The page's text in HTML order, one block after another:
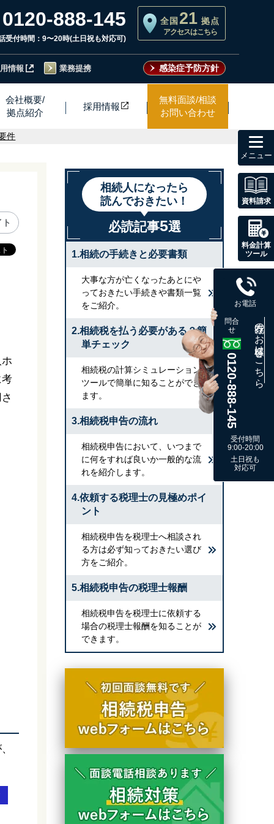
0120-888-145
受付時間：9〜20時(土日祝も対応可)
全国 21 拠点
アクセスはこちら
情報 業務提携 感染症予防方針
会社概要/
拠点紹介
採用情報
無料面談/相談
お問い合わせ
件
相続人になったら
読んでおきたい！
必読記事5選
1.相続の手続きと必要書類
大事な方が亡くなったあとにや
っておきたい手続きや書類一覧
をご紹介。
2.相続税を払う必要がある？簡
単チェック
相続税の計算シミュレーション
ツールで簡単に知ることができ
ます。
3.相続税申告の流れ
相続税申告において、いつまで
に何をすれば良いか一般的な流
れを紹介します。
4.依頼する税理士の見極めポイ
ント
相続税申告を税理士へ相談され
る方は必ず知っておきたい選び
方をご紹介。
5.相続税申告の税理士報酬
相続税申告を税理士に依頼する
場合の税理士報酬を知ることが
できます。
資料請求
料金計算
ツール
お電話
問合
せ
0120-888-145
既存のお客様はこちら
受付時間
9:00-20:00
土日祝も
対応可